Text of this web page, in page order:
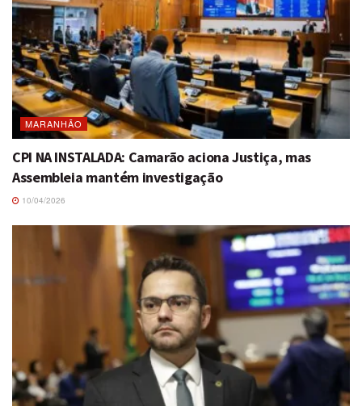
MARANHÃO
CPI NA INSTALADA: Camarão aciona Justiça, mas
Assembleia mantém investigação
10/04/2026